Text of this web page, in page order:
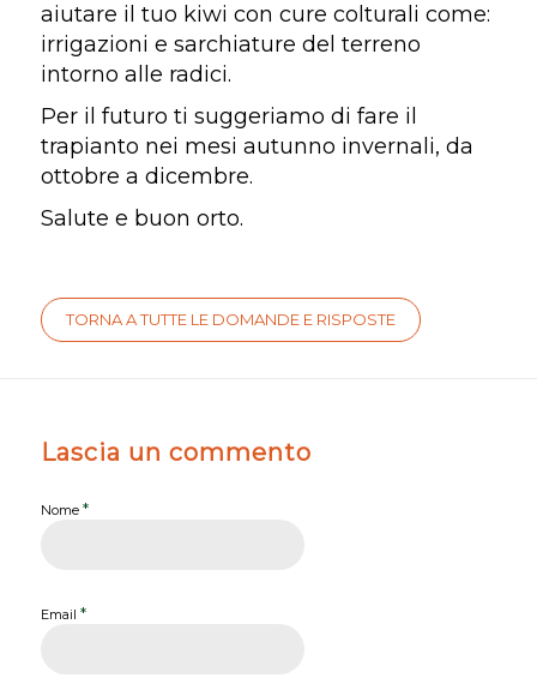
aiutare il tuo kiwi con cure colturali come:
irrigazioni e sarchiature del terreno
intorno alle radici.
Per il futuro ti suggeriamo di fare il
trapianto nei mesi autunno invernali, da
ottobre a dicembre.
Salute e buon orto.
TORNA A TUTTE LE DOMANDE E RISPOSTE
Lascia un commento
Nome *
Email *